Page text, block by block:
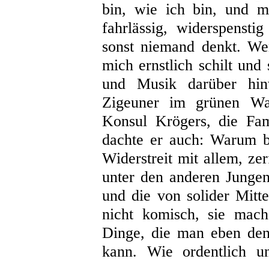
bin, wie ich bin, und
fahrlässig,
sonst niemand denkt.
mich ernstlich schilt und
und Musik darüber
Zigeuner im grünen
Konsul Krögers, die
dachte er auch: Warum
Widerstreit mit allem,
unter den anderen
und die von solider
nicht komisch, sie
Dinge, die man eben
kann. Wie ordentlich